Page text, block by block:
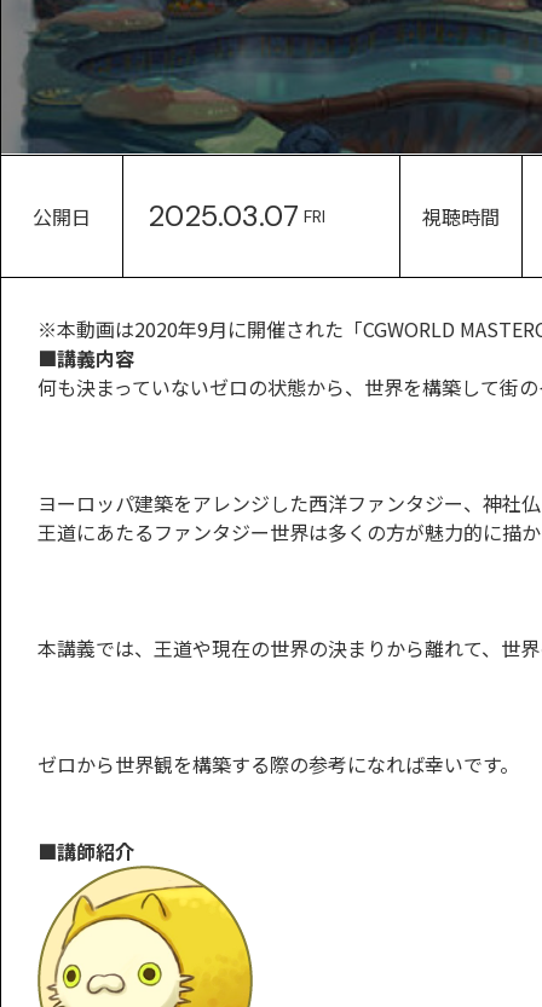
公開日 2025.03.07 FRI 視聴時間
※本動画は2020年9月に開催された「CGWORLD
■講義内容
何も決まっていないゼロの状態から、世界を構築して街
ヨーロッパ建築をアレンジした西洋ファンタジー、神社
王道にあたるファンタジー世界は多くの方が魅力的に描
本講義では、王道や現在の世界の決まりから離れて、世
ゼロから世界観を構築する際の参考になれば幸いです。
■講師紹介